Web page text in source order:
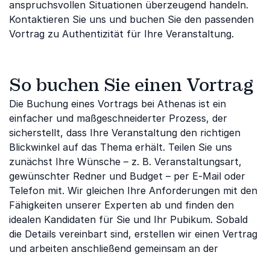
anspruchsvollen Situationen überzeugend handeln.
Kontaktieren Sie uns und buchen Sie den passenden
Vortrag zu Authentizität für Ihre Veranstaltung.
So buchen Sie einen Vortrag
Die Buchung eines Vortrags bei Athenas ist ein
einfacher und maßgeschneiderter Prozess, der
sicherstellt, dass Ihre Veranstaltung den richtigen
Blickwinkel auf das Thema erhält. Teilen Sie uns
zunächst Ihre Wünsche – z. B. Veranstaltungsart,
gewünschter Redner und Budget – per E-Mail oder
Telefon mit. Wir gleichen Ihre Anforderungen mit den
Fähigkeiten unserer Experten ab und finden den
idealen Kandidaten für Sie und Ihr Pubikum. Sobald
die Details vereinbart sind, erstellen wir einen Vertrag
und arbeiten anschließend gemeinsam an der